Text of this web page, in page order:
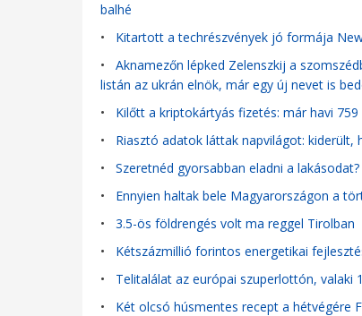
balhé
• Kitartott a techrészvények jó formája
• Aknamezőn lépked Zelenszkij a
listán az ukrán elnök, már egy új nevet is
• Kilőtt a kriptokártyás fizetés: már havi
• Riasztó adatok láttak napvilágot:
• Szeretnéd gyorsabban eladni a
• Ennyien haltak bele Magyarországon a
• 3.5-ös földrengés volt ma reggel Tirolban
• Kétszázmillió forintos energetikai
• Telitalálat az európai szuperlottón,
• Két olcsó húsmentes recept a hétvégére